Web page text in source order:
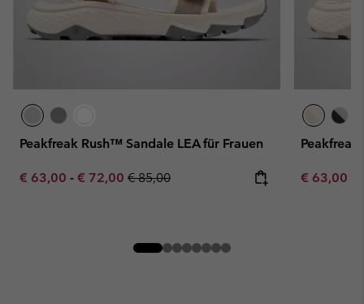
Peakfreak Rush™ Sandale LEA für Frauen
Minimum sale price:
€ 63,00 - Maximum sale price:
€ 72,00 Regular price:
€ 85,00 Minimum
€ 63,00